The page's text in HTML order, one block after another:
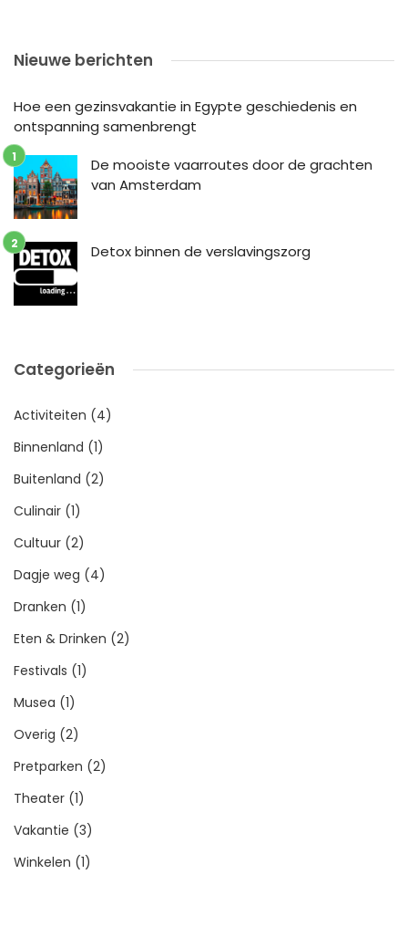
Nieuwe berichten
Hoe een gezinsvakantie in Egypte geschiedenis en
ontspanning samenbrengt
De mooiste vaarroutes door de grachten
van Amsterdam
Detox binnen de verslavingszorg
Categorieën
Activiteiten (4)
Binnenland (1)
Buitenland (2)
Culinair (1)
Cultuur (2)
Dagje weg (4)
Dranken (1)
Eten & Drinken (2)
Festivals (1)
Musea (1)
Overig (2)
Pretparken (2)
Theater (1)
Vakantie (3)
Winkelen (1)